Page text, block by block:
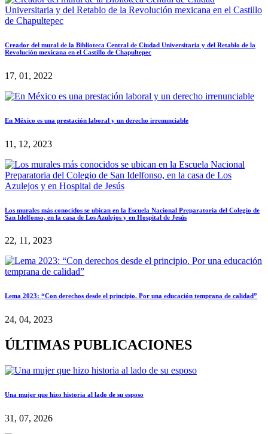
Creador del mural de la Biblioteca Central de Ciudad Universitaria y del Retablo de la
Revolución mexicana en el Castillo de Chapultepec
17, 01, 2022
En México es una prestación laboral y un derecho irrenunciable
11, 12, 2023
Los murales más conocidos se ubican en la Escuela Nacional Preparatoria del Colegio de
San Idelfonso, en la casa de Los Azulejos y en Hospital de Jesús
22, 11, 2023
Lema 2023: “Con derechos desde el principio. Por una educación temprana de calidad”
24, 04, 2023
ÚLTIMAS PUBLICACIONES
Una mujer que hizo historia al lado de su esposo
31, 07, 2026